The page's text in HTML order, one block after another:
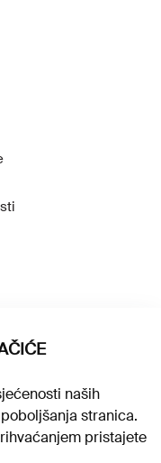
naših
stranica.
pristajete